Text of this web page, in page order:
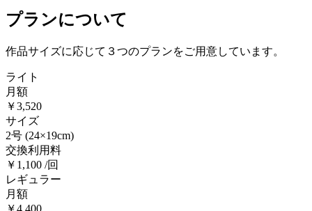
プランについて
作品サイズに応じて３つのプランをご用意しています。
ライト
月額
￥3,520
サイズ
2号 (24×19cm)
交換利用料
￥1,100 /回
レギュラー
月額
￥4,400